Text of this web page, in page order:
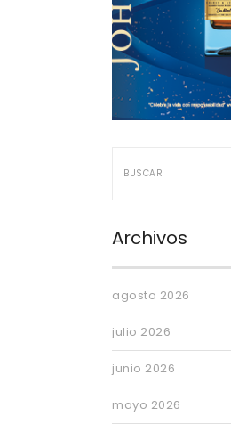
Archivos
agosto 2026
julio 2026
junio 2026
mayo 2026